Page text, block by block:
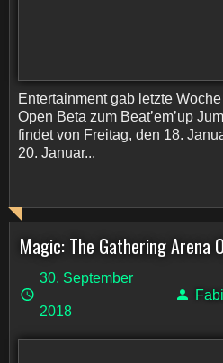
Entertainment gab letzte
Open Beta zum Beat’em’up
findet von Freitag, den 18.
20. Januar...
Magic: The Gathering Arena
30. September
2018